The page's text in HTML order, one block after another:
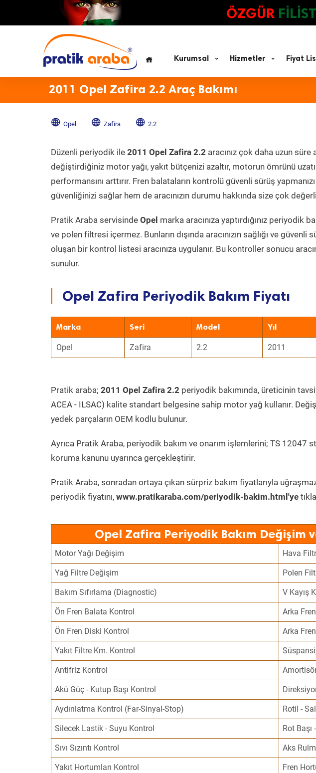
ÖZGÜR
Kurumsal Hizmetler Fiyat
2011 Opel Zafira 2.2 Araç Bakımı
Opel Zafira 2.2
Düzenli periyodik ile 2011 Opel Zafira 2.2 aracınız çok daha uzun süre
değiştirdiğiniz motor yağı, yakıt bütçenizi azaltır, motorun ömrünü
performansını arttırır. Fren balataların kontrolü güvenli sürüş
güvenliğinizi sağlar hem de aracınızın durumu hakkında size çok
Pratik Araba servisinde Opel marka aracınıza yaptırdığınız periyodik
ve polen filtresi içermez. Bunların dışında aracınızın sağlığı ve
oluşan bir kontrol listesi aracınıza uygulanır. Bu kontroller sonucu
sunulur.
Opel Zafira Periyodik Bakım Fiyatı
Marka Seri Model Yıl
Opel Zafira 2.2 2011
Pratik araba; 2011 Opel Zafira 2.2 periyodik bakımında, üreticinin
ACEA - ILSAC) kalite standart belgesine sahip motor yağ kullanır.
yedek parçaların OEM kodlu bulunur.
Ayrıca Pratik Araba, periyodik bakım ve onarım işlemlerini; TS 12047
koruma kanunu uyarınca gerçekleştirir.
Pratik Araba, sonradan ortaya çıkan sürpriz bakım fiyatlarıyla
periyodik fiyatını, www.pratikaraba.com/periyodik-bakim.html'ye
Opel Zafira Periyodik Bakım Değişim
Motor Yağı Değişim Hava
Yağ Filtre Değişim Polen
Bakım Sıfırlama (Diagnostic) V Kayış
Ön Fren Balata Kontrol Arka
Ön Fren Diski Kontrol Arka
Yakıt Filtre Km. Kontrol
Antifriz Kontrol
Akü Güç - Kutup Başı Kontrol
Aydınlatma Kontrol (Far-Sinyal-Stop) Rotil -
Silecek Lastik - Suyu Kontrol Rot Başı
Sıvı Sızıntı Kontrol Aks
Yakıt Hortumları Kontrol Fren